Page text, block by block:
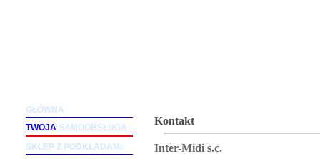
Kontakt
Inter-Midi s.c.
GŁÓWNA
TWOJA SAMOOBSŁUGA
SKLEP Z PODKŁADAMI